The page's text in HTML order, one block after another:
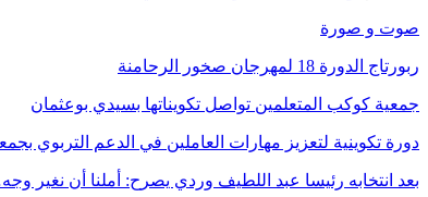
صوت و صورة
ربورتاج الدورة 18 لمهرجان صخور الرحامنة
جمعية كوكب المتعلمين تواصل تكويناتها بسيدي بوعثمان
دورة تكوينية لتعزيز مهارات العاملين في الدعم التربوي
بعد انتخابه رئيسا عبد اللطيف وردي يصرح: أملنا أن نغير